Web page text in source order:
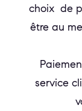
choix de
être au
service